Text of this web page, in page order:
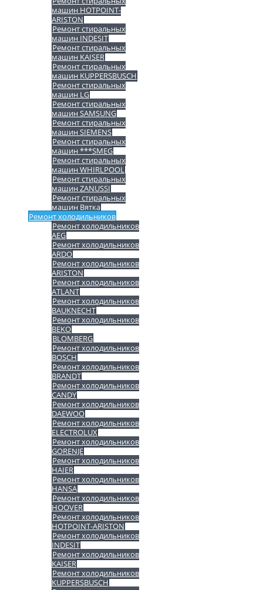
машин HOTPOINT-
ARISTON
Ремонт стиральных
машин INDESIT
Ремонт стиральных
машин KAISER
Ремонт стиральных
машин KUPPERSBUSCH
Ремонт стиральных
машин LG
Ремонт стиральных
машин SAMSUNG
Ремонт стиральных
машин SIEMENS
Ремонт стиральных
машин ***SMEG
Ремонт стиральных
машин WHIRLPOOL
Ремонт стиральных
машин ZANUSSI
Ремонт стиральных
машин Вятка
Ремонт холодильников
Ремонт холодильников
AEG
Ремонт холодильников
ARDO
Ремонт холодильников
ARISTON
Ремонт холодильников
ATLANT
Ремонт холодильников
BAUKNECHT
Ремонт холодильников
BEKO
BLOMBERG
Ремонт холодильников
BOSCH
Ремонт холодильников
BRANDT
Ремонт холодильников
CANDY
Ремонт холодильников
DAEWOO
Ремонт холодильников
ELECTROLUX
Ремонт холодильников
GORENJE
Ремонт холодильников
HAIER
Ремонт холодильников
HANSA
Ремонт холодильников
HOOVER
Ремонт холодильников
HOTPOINT-ARISTON
Ремонт холодильников
INDESIT
Ремонт холодильников
KAISER
Ремонт холодильников
KUPPERSBUSCH